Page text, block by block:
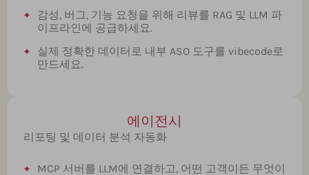
감성, 버그, 기능 요청을 위해 리뷰를 RAG 및 LLM 파
이프라인에 공급하세요.
실제 정확한 데이터로 내부 ASO 도구를 vibecode로
만드세요.
에이전시
리포팅 및 데이터 분석 자동화
MCP 서버를 LLM에 연결하고, 어떤 고객이든 무엇이